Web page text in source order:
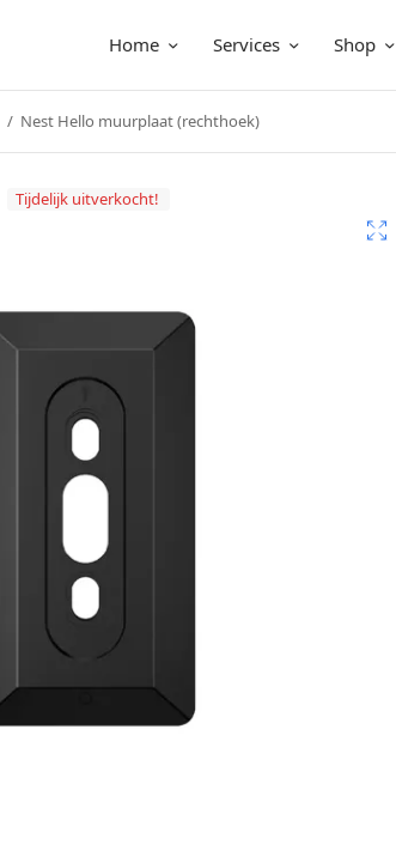
Home Services Shop
/ Nest Hello muurplaat (rechthoek)
Tijdelijk uitverkocht!